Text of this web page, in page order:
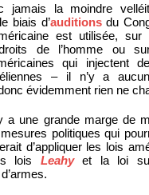
jamais la moindre
biais d’auditionsdu
est utilisée, sur
de l’homme ou
qui injectent
– il n’y a
évidemment rien ne
a une grande marge de
politiques qui
d’appliquer les lois
lois Leahyet la loi
d’armes.